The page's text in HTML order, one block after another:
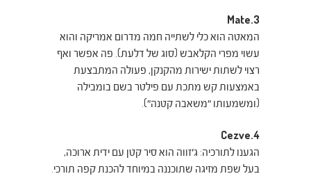
3.Mate
המאטה הוא כלי לשתייה חמה מדרום אמריקה והוא
עשוי מפרי הקלאבש (סוג של דלעת). פה אפשר ואף
רצוי לשתות ישירות מהקנקן, פעולה המתבצעת
באמצעות קש מתכת עם פילטר בשם בומבילה
(ומשמעותו ״משאבה קטנה״).
4.Cezve
הגענו לתורכיה: ג׳זווה הוא סיר קטן עם ידית ארוכה,
בעל שפת מזיגה שתוכננה במיוחד להכנת קפה תורכי.